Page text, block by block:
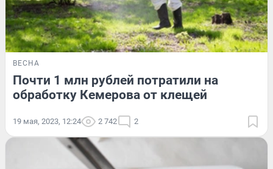
ВЕСНА
Почти 1 млн рублей потратили на
обработку Кемерова от клещей
19 мая, 2023, 12:24 2 742 2